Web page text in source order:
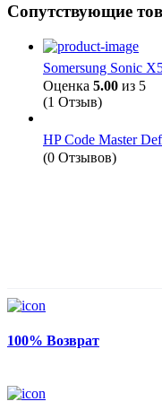
Сопутствующие
Somersung Sonic
Оценка 5.00 из 5
(1 Отзыв)
HP Code Master
(0 Отзывов)
100% Возврат